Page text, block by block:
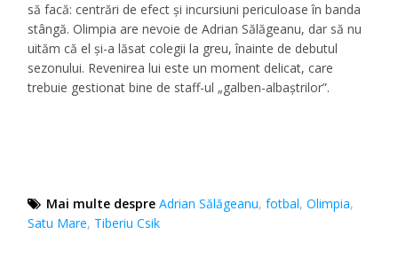
să facă: centrări de efect şi incursiuni periculoase în banda
stângă. Olimpia are nevoie de Adrian Sălăgeanu, dar să nu
uităm că el şi-a lăsat colegii la greu, înainte de debutul
sezonului. Revenirea lui este un moment delicat, care
trebuie gestionat bine de staff-ul „galben-albaştrilor”.
Mai multe despre Adrian Sălăgeanu,fotbal,Olimpia,
Satu Mare, Tiberiu Csik